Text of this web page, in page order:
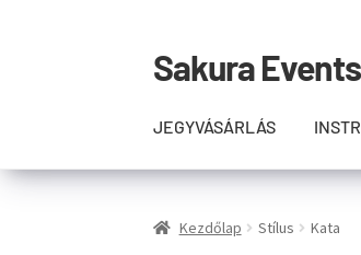
Ugrás
a
navigációhoz
Kilépés
a
tartalomba
Sakura Events
JEGYVÁSÁRLÁS
Kezdőlap Stílus Kata